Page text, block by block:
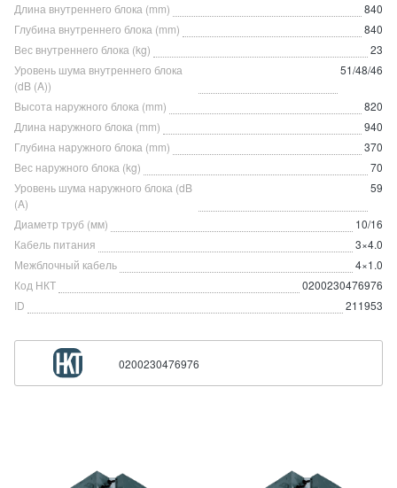
Длина внутреннего блока (mm)
840
Глубина внутреннего блока (mm)
840
Вес внутреннего блока (kg)
23
Уровень шума внутреннего блока
(dB (A))
51/48/46
Высота наружного блока (mm)
820
Длина наружного блока (mm)
940
Глубина наружного блока (mm)
370
Вес наружного блока (kg)
70
Уровень шума наружного блока (dB
(A)
59
Диаметр труб (мм)
10/16
Кабель питания
3×4.0
Межблочный кабель
4×1.0
Код НКТ
0200230476976
ID
211953
0200230476976